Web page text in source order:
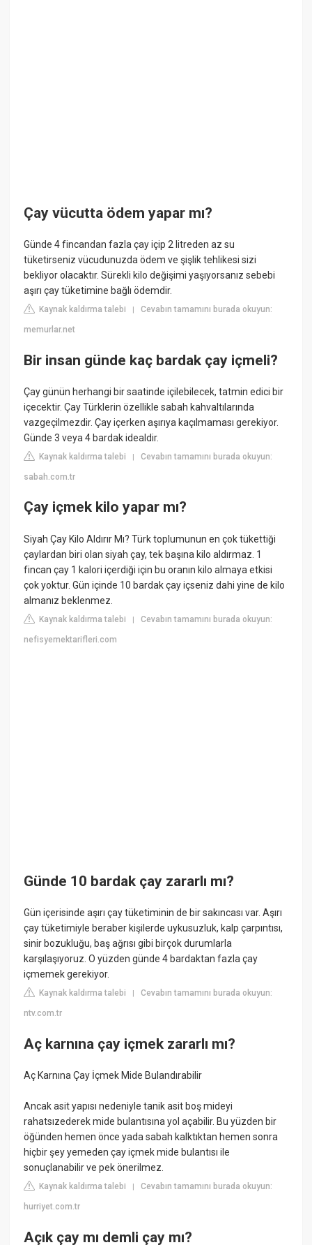
Çay vücutta ödem yapar mı?
Günde 4 fincandan fazla çay içip 2 litreden az su
tüketirseniz vücudunuzda ödem ve şişlik tehlikesi sizi
bekliyor olacaktır. Sürekli kilo değişimi yaşıyorsanız sebebi
aşırı çay tüketimine bağlı ödemdir.
Kaynak kaldırma talebi |Cevabın tamamını burada okuyun:
memurlar.net
Bir insan günde kaç bardak çay içmeli?
Çay günün herhangi bir saatinde içilebilecek, tatmin edici bir
içecektir. Çay Türklerin özellikle sabah kahvaltılarında
vazgeçilmezdir. Çay içerken aşırıya kaçılmaması gerekiyor.
Günde 3 veya 4 bardak idealdir.
Kaynak kaldırma talebi |Cevabın tamamını burada okuyun:
sabah.com.tr
Çay içmek kilo yapar mı?
Siyah Çay Kilo Aldırır Mı? Türk toplumunun en çok tükettiği
çaylardan biri olan siyah çay, tek başına kilo aldırmaz. 1
fincan çay 1 kalori içerdiği için bu oranın kilo almaya etkisi
çok yoktur. Gün içinde 10 bardak çay içseniz dahi yine de kilo
almanız beklenmez.
Kaynak kaldırma talebi |Cevabın tamamını burada okuyun:
nefisyemektarifleri.com
Günde 10 bardak çay zararlı mı?
Gün içerisinde aşırı çay tüketiminin de bir sakıncası var. Aşırı
çay tüketimiyle beraber kişilerde uykusuzluk, kalp çarpıntısı,
sinir bozukluğu, baş ağrısı gibi birçok durumlarla
karşılaşıyoruz. O yüzden günde 4 bardaktan fazla çay
içmemek gerekiyor.
Kaynak kaldırma talebi |Cevabın tamamını burada okuyun:
ntv.com.tr
Aç karnına çay içmek zararlı mı?
Aç Karnına Çay İçmek Mide Bulandırabilir
Ancak asit yapısı nedeniyle tanik asit boş mideyi
rahatsızederek mide bulantısına yol açabilir. Bu yüzden bir
öğünden hemen önce yada sabah kalktıktan hemen sonra
hiçbir şey yemeden çay içmek mide bulantısı ile
sonuçlanabilir ve pek önerilmez.
Kaynak kaldırma talebi |Cevabın tamamını burada okuyun:
hurriyet.com.tr
Açık çay mı demli çay mı?